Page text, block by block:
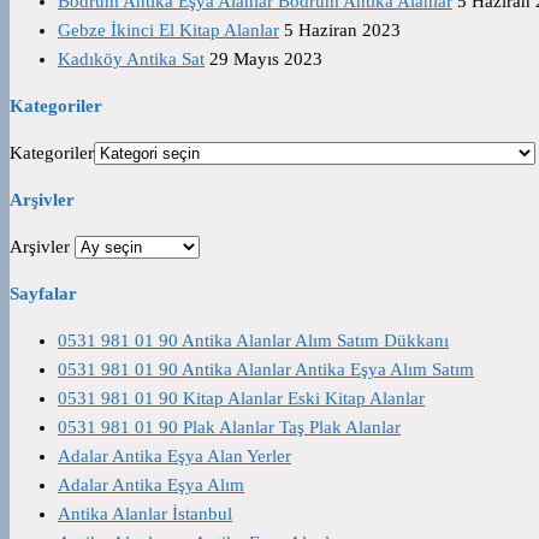
Gebze İkinci El Kitap Alanlar 5 Haziran 2023
Kadıköy Antika Sat 29 Mayıs 2023
Kategoriler
Kategoriler
Arşivler
Arşivler
Sayfalar
0531 981 01 90 Antika Alanlar Alım Satım Dükkanı
0531 981 01 90 Antika Alanlar Antika Eşya Alım Satım
0531 981 01 90 Kitap Alanlar Eski Kitap Alanlar
0531 981 01 90 Plak Alanlar Taş Plak Alanlar
Adalar Antika Eşya Alan Yerler
Adalar Antika Eşya Alım
Antika Alanlar İstanbul